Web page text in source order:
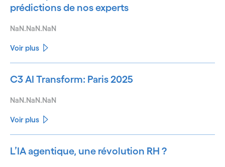
prédictions de nos experts
NaN.NaN.NaN
Voir plus
C3 AI Transform: Paris 2025
NaN.NaN.NaN
Voir plus
L’IA agentique, une révolution RH ?